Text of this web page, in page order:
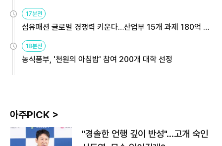
17분전
섬유패션 글로벌 경쟁력 키운다…산업부 15개 과제 180억 지
18분전
농식품부, '천원의 아침밥' 참여 200개 대학 선정
아주PICK >
"경솔한 언행 깊이 반성"…고개 숙인